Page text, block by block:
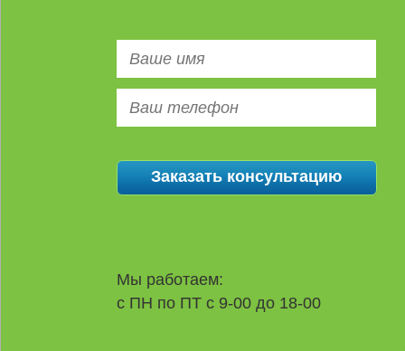
Мы работаем:
с ПН по ПТ с 9-00 до 18-00